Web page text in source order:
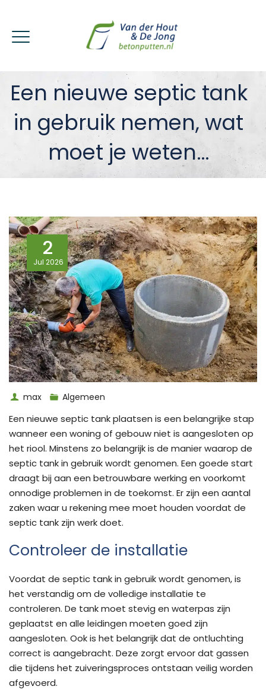
Een nieuwe septic tank
in gebruik nemen, wat
moet je weten…
2
Jul 2026
max Algemeen
Een nieuwe septic tank plaatsen is een belangrijke stap
wanneer een woning of gebouw niet is aangesloten op
het riool. Minstens zo belangrijk is de manier waarop de
septic tank in gebruik wordt genomen. Een goede start
draagt bij aan een betrouwbare werking en voorkomt
onnodige problemen in de toekomst. Er zijn een aantal
zaken waar u rekening mee moet houden voordat de
septic tank zijn werk doet.
Controleer de installatie
Voordat de septic tank in gebruik wordt genomen, is
het verstandig om de volledige installatie te
controleren. De tank moet stevig en waterpas zijn
geplaatst en alle leidingen moeten goed zijn
aangesloten. Ook is het belangrijk dat de ontluchting
correct is aangebracht. Deze zorgt ervoor dat gassen
die tijdens het zuiveringsproces ontstaan veilig worden
afgevoerd.